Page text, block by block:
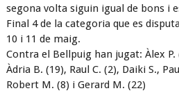
segona volta siguin igual de bons i
Final 4 de la categoria que es
10 i 11 de maig.
Contra el Bellpuig han jugat: Àlex P.
Àdria B. (19), Raul C. (2), Daiki S.,
Robert M. (8) i Gerard M. (22)